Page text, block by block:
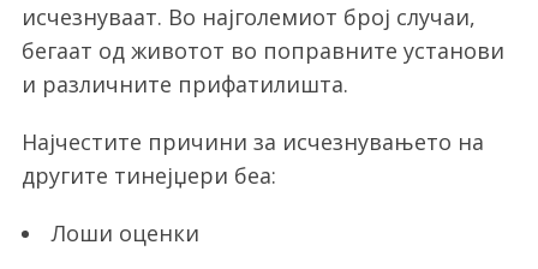
исчезнуваат. Во најголемиот број случаи,
бегаат од животот во поправните установи
и различните прифатилишта.
Најчестите причини за исчезнувањето на
другите тинејџери беа:
Лоши оценки